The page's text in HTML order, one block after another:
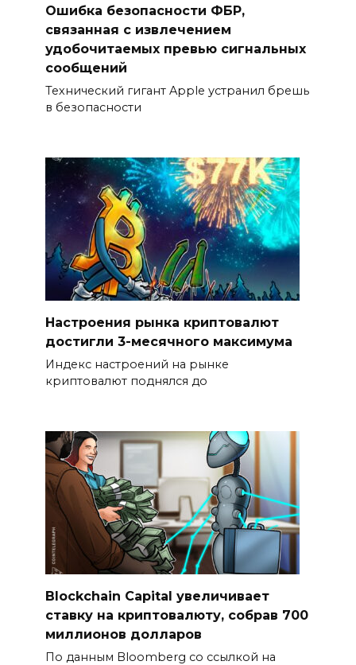
Ошибка безопасности ФБР,
связанная с извлечением
удобочитаемых превью сигнальных
сообщений
Технический гигант Apple устранил брешь
в безопасности
Настроения рынка криптовалют
достигли 3-месячного максимума
Индекс настроений на рынке
криптовалют поднялся до
Blockchain Capital увеличивает
ставку на криптовалюту, собрав 700
миллионов долларов
По данным Bloomberg со ссылкой на